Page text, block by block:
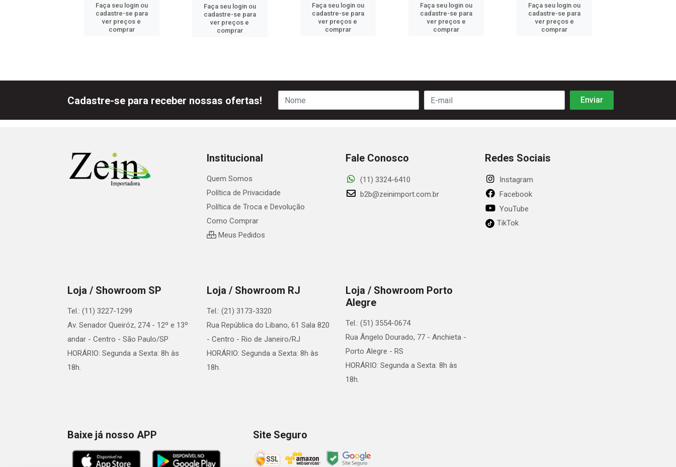
Faça seu login ou
cadastre-se para
ver preços e
comprar
Faça seu login ou
cadastre-se para
ver preços e
comprar
Faça seu login ou
cadastre-se para
ver preços e
comprar
Faça seu login ou
cadastre-se para
ver preços e
comprar
Faça seu login ou
cadastre-se para
ver preços e
comprar
Cadastre-se para receber nossas ofertas!
Institucional
Quem Somos
Política de Privacidade
Política de Troca e Devolução
Como Comprar
Meus Pedidos
Fale Conosco
(11) 3324-6410
b2b@zeinimport.com.br
Redes Sociais
Instagram
Facebook
YouTube
TikTok
Loja / Showroom SP
Tel.: (11) 3227-1299
Av. Senador Queiróz, 274 - 12º e 13º
andar - Centro - São Paulo/SP
HORÁRIO: Segunda a Sexta: 8h às
18h.
Loja / Showroom RJ
Tel.: (21) 3173-3320
Rua República do Libano, 61 Sala 820
- Centro - Rio de Janeiro/RJ
HORÁRIO: Segunda a Sexta: 8h às
18h.
Loja / Showroom Porto
Alegre
Tel.: (51) 3554-0674
Rua Ângelo Dourado, 77 - Anchieta -
Porto Alegre - RS
HORÁRIO: Segunda a Sexta: 8h às
18h.
Baixe já nosso APP Site Seguro